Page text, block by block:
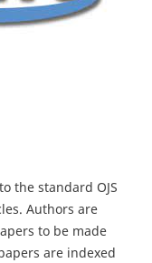
the standard OJS
Authors are
to be made
are indexed